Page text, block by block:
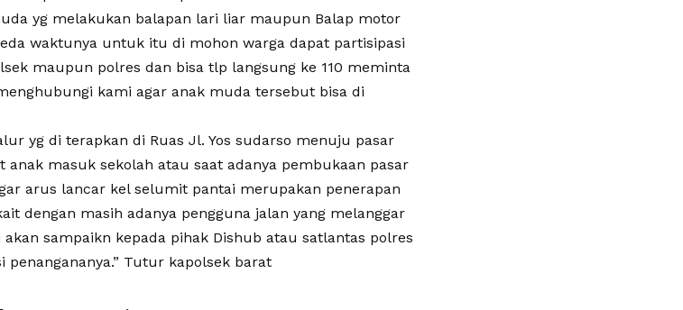
yg melakukan balapan lari liar maupun Balap motor
waktunya untuk itu di mohon warga dapat partisipasi
maupun polres dan bisa tlp langsung ke 110 meminta
kami agar anak muda tersebut bisa di
yg di terapkan di Ruas Jl. Yos sudarso menuju pasar
anak masuk sekolah atau saat adanya pembukaan pasar
arus lancar kel selumit pantai merupakan penerapan
dengan masih adanya pengguna jalan yang melanggar
sampaikn kepada pihak Dishub atau satlantas polres
Tutur kapolsek barat